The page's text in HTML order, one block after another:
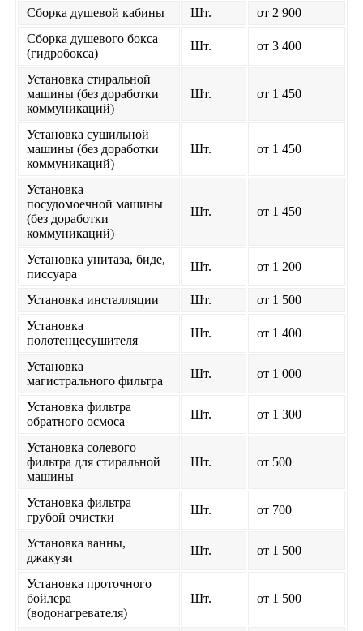
Сборка душевой кабины Шт.
от 2 900
Сборка душевого бокса
(гидробокса)
Шт. от 3 400
Установка стиральной
машины (без доработки
коммуникаций)
Шт. от 1 450
Установка сушильной
машины (без доработки
коммуникаций)
Шт. от 1 450
Установка
посудомоечной машины
(без доработки
коммуникаций)
Шт. от 1 450
Установка унитаза, биде,
писсуара
Шт. от 1 200
Установка инсталляции Шт.
от 1 500
Установка
полотенцесушителя
Шт. от 1 400
Установка
магистрального фильтра
Шт. от 1 000
Установка фильтра
обратного осмоса
Шт. от 1 300
Установка солевого
фильтра для стиральной
машины
Шт. от 500
Установка фильтра
грубой очистки
Шт. от 700
Установка ванны,
джакузи
Шт. от 1 500
Установка проточного
бойлера
(водонагревателя)
Шт. от 1 500